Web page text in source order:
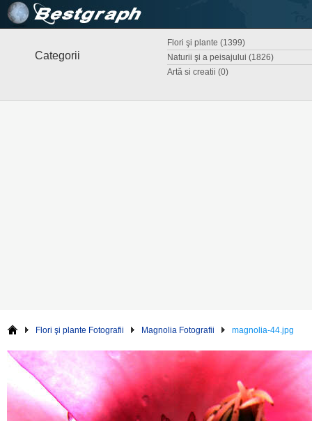
Categorii
Flori şi plante (1399)
Naturii şi a peisajului (1826)
Artă si creatii (0)
Flori şi plante Fotografii Magnolia Fotografii magnolia-44.jpg